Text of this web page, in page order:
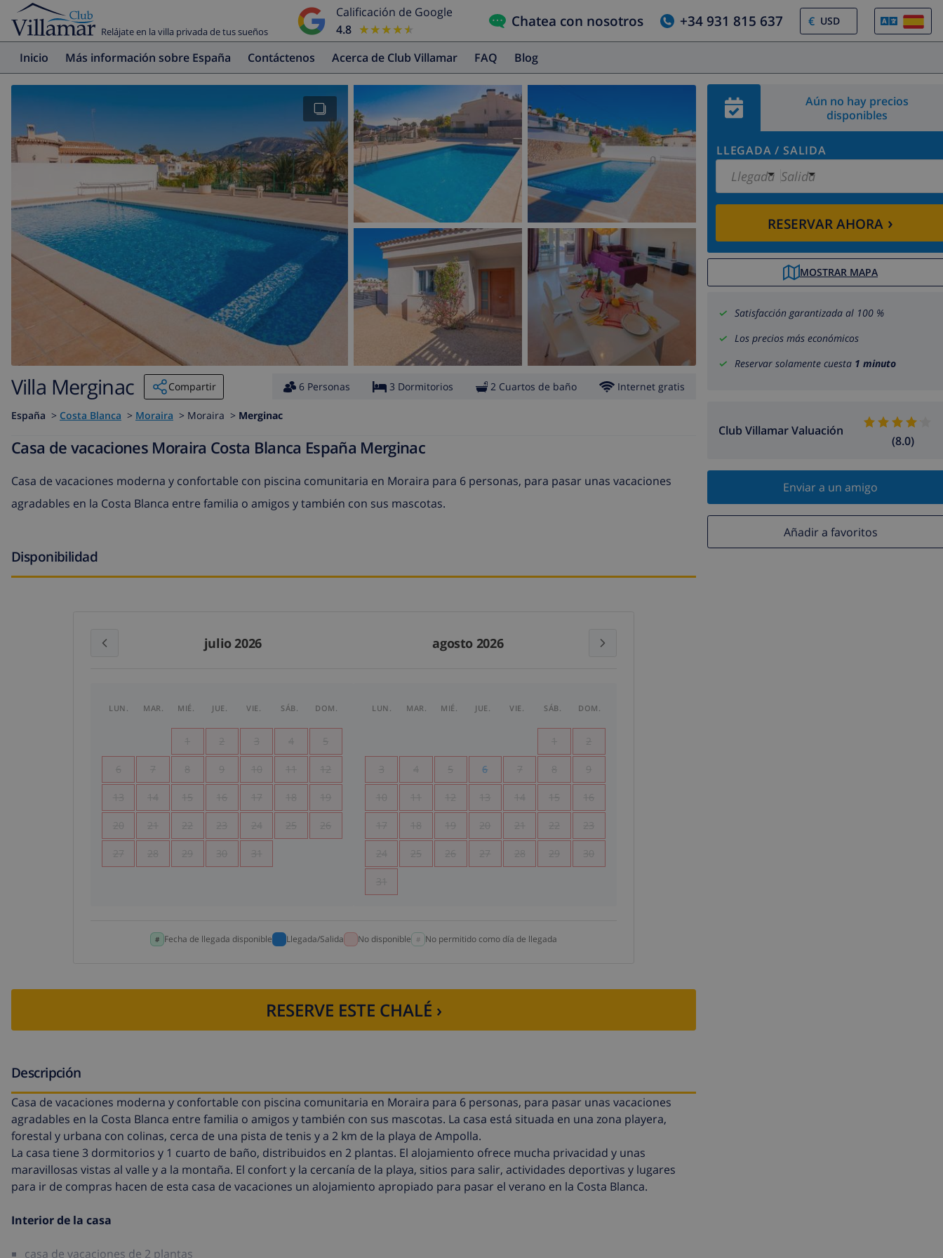
Relájate en la villa privada de tus sueños
Calificación de Google
4.8
★★★★★
★★★★★ Chatea con nosotros +34 931 815 637 €
Inicio Más información sobre España Contáctenos Acerca de Club Villamar FAQ Blog
Aún no hay precios
disponibles
LLEGADA / SALIDA
Llegada Salida
RESERVAR AHORA ›
MOSTRAR MAPA
Satisfacción garantizada al 100 %
Los precios más económicos
Reservar solamente cuesta 1 minuto
Club Villamar Valuación
(8.0)
Enviar a un amigo
Añadir a favoritos
Villa Merginac Compartir 6 Personas 3 Dormitorios 2 Cuartos de baño Internet gratis
España > Costa Blanca > Moraira > Moraira > Merginac
Casa de vacaciones Moraira Costa Blanca España Merginac
Casa de vacaciones moderna y confortable con piscina comunitaria en Moraira para 6 personas, para pasar unas vacaciones
agradables en la Costa Blanca entre familia o amigos y también con sus mascotas.
Disponibilidad
julio 2026 agosto 2026
LUN. MAR. MIÉ. JUE. VIE. SÁB. DOM.
1 2 3 4 5
6 7 8 9 10 11 12
13 14 15 16 17 18 19
20 21 22 23 24 25 26
27 28 29 30 31
LUN. MAR. MIÉ. JUE. VIE. SÁB. DOM.
1 2
3 4 5 6 7 8 9
10 11 12 13 14 15 16
17 18 19 20 21 22 23
24 25 26 27 28 29 30
31
Fecha de llegada disponible Llegada/Salida No disponible No permitido como día de llegada
RESERVE ESTE CHALÉ ›
Descripción
Casa de vacaciones moderna y confortable con piscina comunitaria en Moraira para 6 personas, para pasar unas vacaciones
agradables en la Costa Blanca entre familia o amigos y también con sus mascotas. La casa está situada en una zona playera,
forestal y urbana con colinas, cerca de una pista de tenis y a 2 km de la playa de Ampolla.
La casa tiene 3 dormitorios y 1 cuarto de baño, distribuidos en 2 plantas. El alojamiento ofrece mucha privacidad y unas
maravillosas vistas al valle y a la montaña. El confort y la cercanía de la playa, sitios para salir, actividades deportivas y lugares
para ir de compras hacen de esta casa de vacaciones un alojamiento apropiado para pasar el verano en la Costa Blanca.
Interior de la casa
casa de vacaciones de 2 plantas